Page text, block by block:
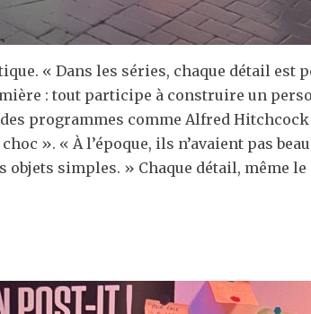
« Dans les séries, chaque détail est
: tout participe à construire un
programmes comme Alfred
». « À l’époque, ils n’avaient pas
simples. » Chaque détail, même